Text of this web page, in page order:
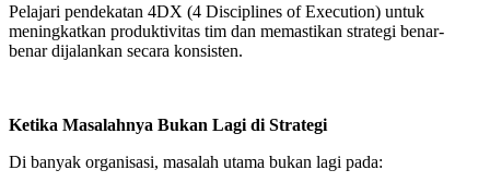
Pelajari pendekatan 4DX (4 Disciplines of Execution) untuk
meningkatkan produktivitas tim dan memastikan strategi benar-
benar dijalankan secara konsisten.
Ketika Masalahnya Bukan Lagi di Strategi
Di banyak organisasi, masalah utama bukan lagi pada: